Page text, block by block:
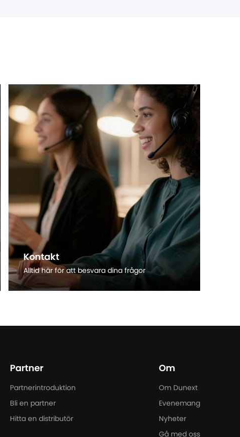
Kontakt
Alltid här för att besvara dina frågor
Läs mer
Partner
Partnerintroduktion
Bli en partner
Hitta en distributör
Om
Om Dunext
Evenemang
Nyheter
Gå med oss